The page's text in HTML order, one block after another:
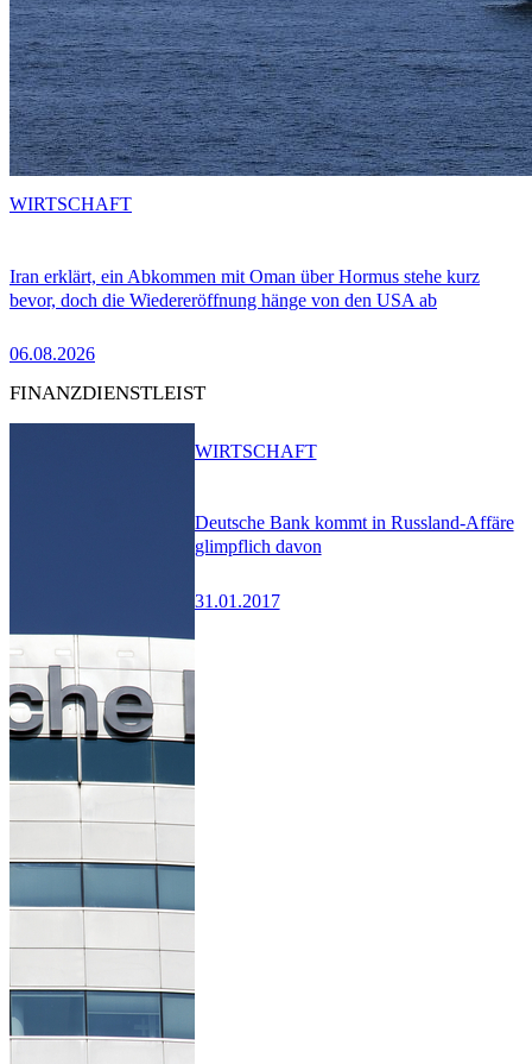
Iran erklärt, ein Abkommen mit Oman über Hormus stehe kurz
bevor, doch die Wiedereröffnung hänge von den USA ab
06.08.2026
WIRTSCHAFT
FINANZDIENSTLEIST
Deutsche Bank kommt in Russland-Affäre
glimpflich davon
31.01.2017
WIRTSCHAFT